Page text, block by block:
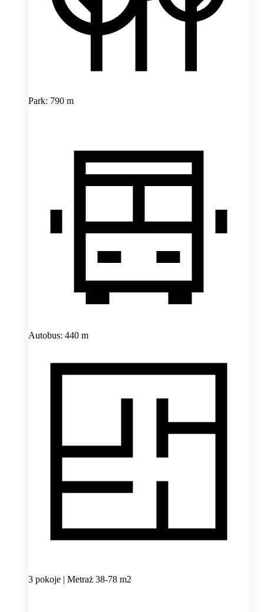
Park: 790 m
Autobus: 440 m
3 pokoje | Metraż 38-78 m2